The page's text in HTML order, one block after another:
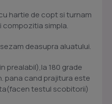
hartie de copt si turnam
simpla.
deasupra aluatului.
prealabil),la 180 grade
pana cand prajitura este
testul scobitorii)